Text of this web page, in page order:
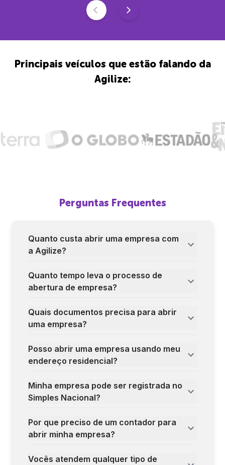
Principais veículos que estão falando da
Agilize:
Perguntas Frequentes
Quanto custa abrir uma empresa com
a Agilize?
Quanto tempo leva o processo de
abertura de empresa?
Quais documentos precisa para abrir
uma empresa?
Posso abrir uma empresa usando meu
endereço residencial?
Minha empresa pode ser registrada no
Simples Nacional?
Por que preciso de um contador para
abrir minha empresa?
Vocês atendem qualquer tipo de